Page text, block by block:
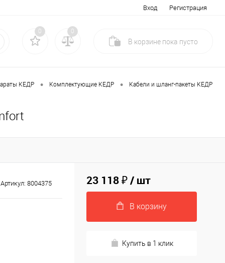
Вход Регистрация
0 0
В корзине пока пусто
КЕДР • Комплектующие КЕДР • Кабели и шланг-пакеты КЕДР
Артикул: 8004375 23 118 ₽/ шт
В корзину
Купить в 1 клик